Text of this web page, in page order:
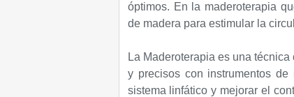
óptimos. En la maderoterapia
de madera para estimular la
La Maderoterapia es una
y precisos con instrumentos
sistema linfático y mejorar el